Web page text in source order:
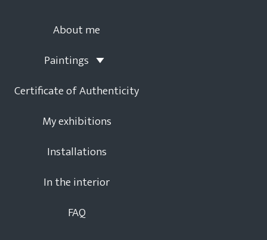
About me
Paintings
Certificate of Authenticity
My exhibitions
Installations
In the interior
FAQ